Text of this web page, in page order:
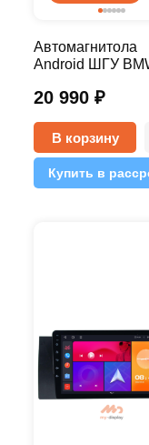
20 990 ₽
Автомагнитола
Android ШГУ
9.1 1/16 Simple
В корзину
Купить в